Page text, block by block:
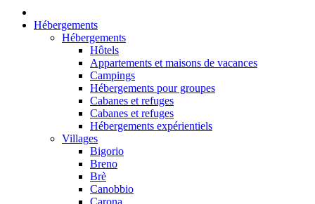
Hébergements
Hébergements
Hôtels
Appartements et maisons de vacances
Campings
Hébergements pour groupes
Cabanes et refuges
Cabanes et refuges
Hébergements expérientiels
Villages
Bigorio
Breno
Brè
Canobbio
Carona